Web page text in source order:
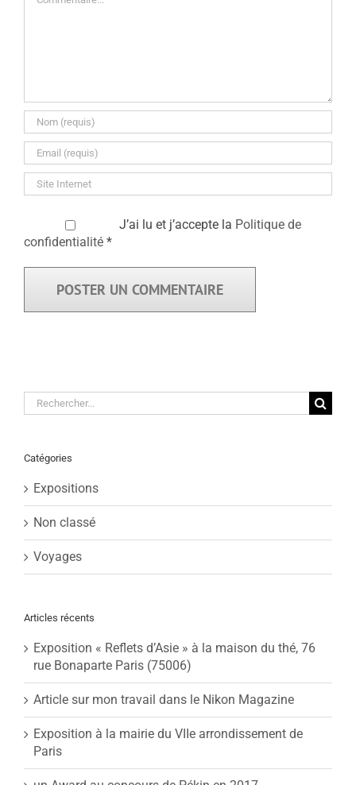
J’ai lu et j’accepte la Politique de
confidentialité *
Rechercher:
Catégories
Expositions
Non classé
Voyages
Articles récents
Exposition « Reflets d’Asie » à la maison du thé, 76
rue Bonaparte Paris (75006)
Article sur mon travail dans le Nikon Magazine
Exposition à la mairie du VIIe arrondissement de
Paris